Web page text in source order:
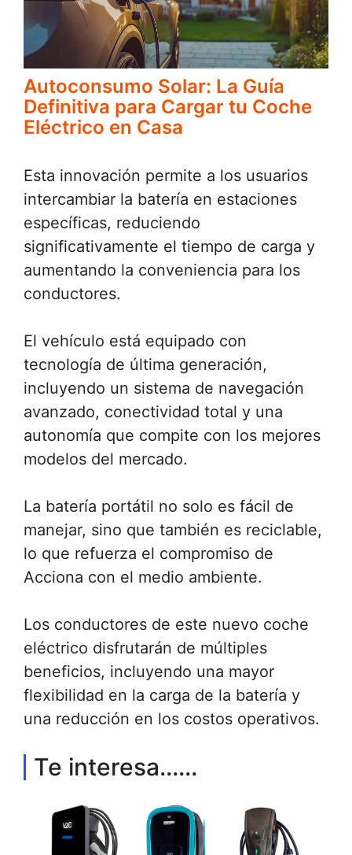
Autoconsumo Solar: La Guía
Definitiva para Cargar tu Coche
Eléctrico en Casa
Esta innovación permite a los usuarios
intercambiar la batería en estaciones
específicas, reduciendo
significativamente el tiempo de carga y
aumentando la conveniencia para los
conductores.
El vehículo está equipado con
tecnología de última generación,
incluyendo un sistema de navegación
avanzado, conectividad total y una
autonomía que compite con los mejores
modelos del mercado.
La batería portátil no solo es fácil de
manejar, sino que también es reciclable,
lo que refuerza el compromiso de
Acciona con el medio ambiente.
Los conductores de este nuevo coche
eléctrico disfrutarán de múltiples
beneficios, incluyendo una mayor
flexibilidad en la carga de la batería y
una reducción en los costos operativos.
Te interesa......